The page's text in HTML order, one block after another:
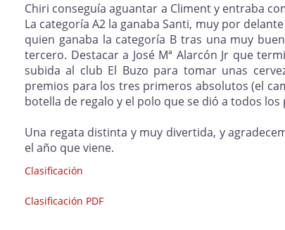
Chiri conseguía aguantar a Climent y entraba
La categoría A2 la ganaba Santi, muy por
quien ganaba la categoría B tras una muy
tercero. Destacar a José Mª Alarcón Jr que
subida al club El Buzo para tomar unas
premios para los tres primeros absolutos (el
botella de regalo y el polo que se dió a todos
Una regata distinta y muy divertida, y
el año que viene.
Clasificación
Clasificación PDF